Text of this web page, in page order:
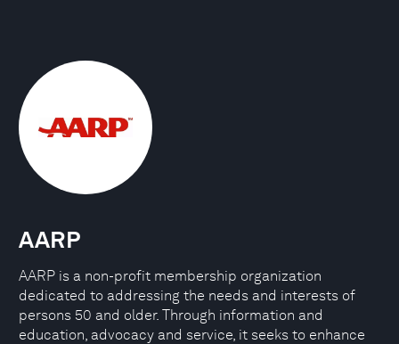
AARP
AARP is a non-profit membership organization
dedicated to addressing the needs and interests of
persons 50 and older. Through information and
education, advocacy and service, it seeks to enhance